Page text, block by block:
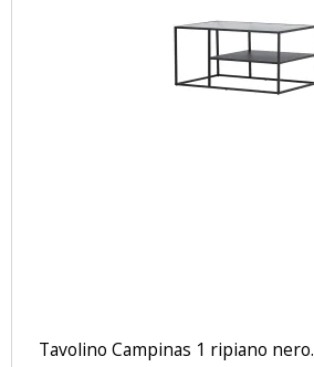
Tavolino Campinas 1 ripiano nero.